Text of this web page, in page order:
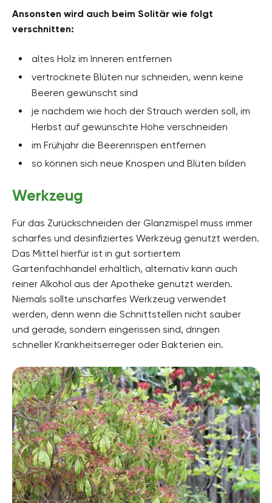
Ansonsten wird auch beim Solitär wie folgt
verschnitten:
altes Holz im Inneren entfernen
vertrocknete Blüten nur schneiden, wenn keine
Beeren gewünscht sind
je nachdem wie hoch der Strauch werden soll, im
Herbst auf gewünschte Höhe verschneiden
im Frühjahr die Beerenrispen entfernen
so können sich neue Knospen und Blüten bilden
Werkzeug
Für das Zurückschneiden der Glanzmispel muss immer
scharfes und desinfiziertes Werkzeug genutzt werden.
Das Mittel hierfür ist in gut sortiertem
Gartenfachhandel erhältlich, alternativ kann auch
reiner Alkohol aus der Apotheke genutzt werden.
Niemals sollte unscharfes Werkzeug verwendet
werden, denn wenn die Schnittstellen nicht sauber
und gerade, sondern eingerissen sind, dringen
schneller Krankheitserreger oder Bakterien ein.